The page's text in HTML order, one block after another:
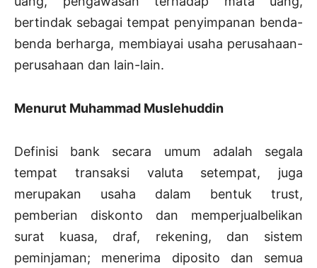
bertindak sebagai tempat penyimpanan benda-
benda berharga, membiayai usaha perusahaan-
perusahaan dan lain-lain.
Menurut Muhammad Muslehuddin
Definisi bank secara umum adalah segala
tempat transaksi valuta setempat, juga
merupakan usaha dalam bentuk trust,
pemberian diskonto dan memperjualbelikan
surat kuasa, draf, rekening, dan sistem
peminjaman; menerima diposito dan semua